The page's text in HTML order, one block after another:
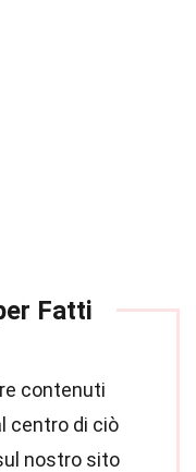
Fatti
contenuti
centro di ciò
nostro sito